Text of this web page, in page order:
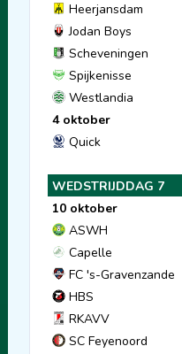
Heerjansdam
Jodan Boys
Scheveningen
Spijkenisse
Westlandia
4 oktober
Quick
WEDSTRIJDDAG 7
10 oktober
ASWH
Capelle
FC 's-Gravenzande
HBS
RKAVV
SC Feyenoord